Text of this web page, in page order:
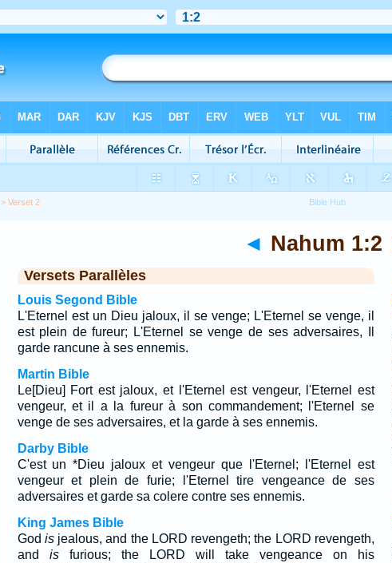
> Verset 2
◄ Nahum 1:2
Versets Parallèles
Louis Segond Bible
L'Eternel est un Dieu jaloux, il se venge; L'Eternel se venge, il
est plein de fureur; L'Eternel se venge de ses adversaires, Il
garde rancune à ses ennemis.
Martin Bible
Le[Dieu] Fort est jaloux, et l'Eternel est vengeur, l'Eternel est
vengeur, et il a la fureur à son commandement; l'Eternel se
venge de ses adversaires, et la garde à ses ennemis.
Darby Bible
C'est un *Dieu jaloux et vengeur que l'Eternel; l'Eternel est
vengeur et plein de furie; l'Eternel tire vengeance de ses
adversaires et garde sa colere contre ses ennemis.
King James Bible
God isjealous, and the LORD revengeth; the LORD revengeth,
and isfurious; the LORD will take vengeance on his